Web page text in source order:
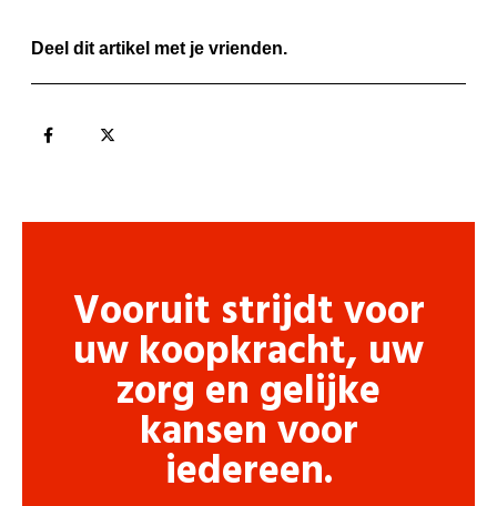
Deel dit artikel met je vrienden.
Vooruit strijdt voor
uw koopkracht, uw
zorg en gelijke
kansen voor
iedereen.